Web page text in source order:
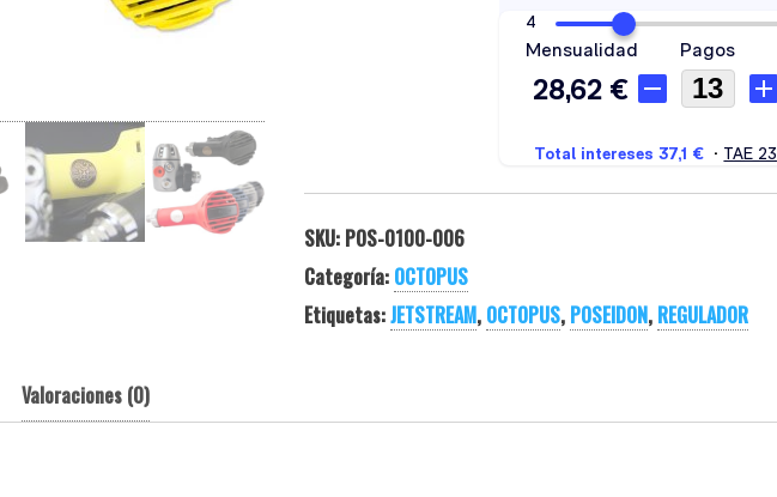
SKU: POS-0100-006
Categoría: OCTOPUS
Etiquetas:JETSTREAM, OCTOPUS, POSEIDON, REGULADOR
Valoraciones (0)